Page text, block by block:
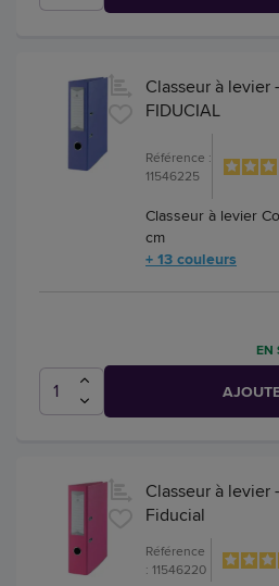
Classeur à levier
FIDUCIAL
Référence :
11546225
Classeur à levier
cm
+ 13 couleurs
EN
Classeur à levier
Fiducial
Référence
: 11546220